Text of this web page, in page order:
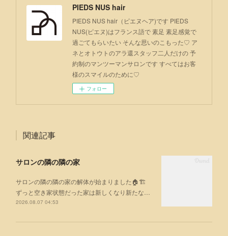
PIEDS NUS hair
PIEDS NUS hair（ピエヌヘア)です PIEDS
NUS(ピエヌ)はフランス語で 素足 素足感覚で
過ごてもらいたい そんな思いのこもった♡ ア
ネとオトウトのアラ還スタッフ二人だけの 予
約制のマンツーマンサロンです すべてはお客
様のスマイルのために♡
フォロー
関連記事
サロンの隣の隣の家
サロンの隣の隣の家の解体が始まりました🏠🏗
ずっと空き家状態だった家は新しくなり新たな…
2026.08.07 04:53